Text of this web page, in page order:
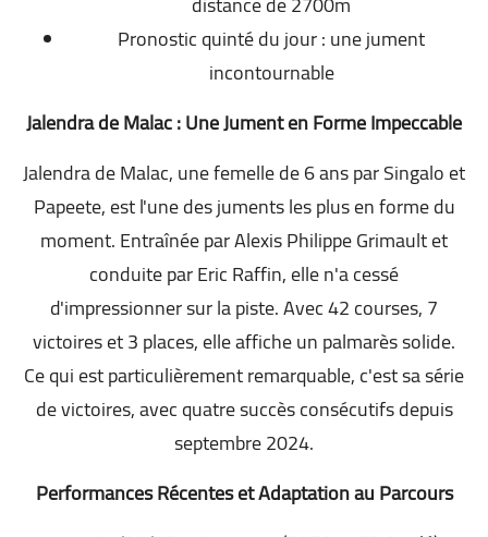
Pronostic quinté du jour : une jument
incontournable
Jalendra de Malac : Une Jument en Forme Impeccable
Jalendra de Malac, une femelle de 6 ans par Singalo et
Papeete, est l'une des juments les plus en forme du
moment. Entraînée par Alexis Philippe Grimault et
conduite par Eric Raffin, elle n'a cessé
d'impressionner sur la piste. Avec 42 courses, 7
victoires et 3 places, elle affiche un palmarès solide.
Ce qui est particulièrement remarquable, c'est sa série
de victoires, avec quatre succès consécutifs depuis
septembre 2024.
Performances Récentes et Adaptation au Parcours